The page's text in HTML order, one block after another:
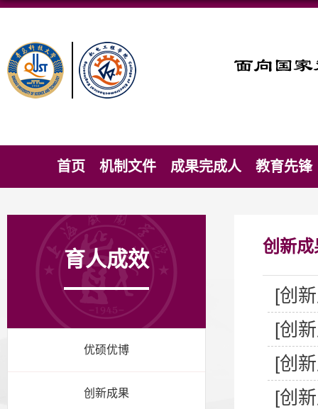
首页 机制文件 成果完成人 教育先锋
育人成效
优硕优博
创新成果
创新成
[创
[创
[创
[创